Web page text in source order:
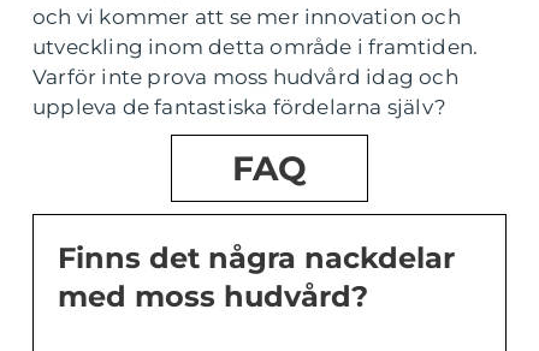
och vi kommer att se mer innovation och
utveckling inom detta område i framtiden.
Varför inte prova moss hudvård idag och
uppleva de fantastiska fördelarna själv?
FAQ
Finns det några nackdelar
med moss hudvård?